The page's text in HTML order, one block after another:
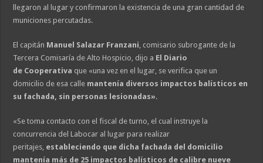
llegaron al lugar y confirmaron la existencia de una gran cantidad de
municiones percutadas.
El capitán Manuel Salazar Franzani, comisario subrogante de la
Tercera Comisaría de Alto Hospicio, dijo a El Diario
de Cooperativa que «una vez en el lugar, se verifica que un
domicilio de esa calle mantenía diversos impactos balísticos en
su fachada, sin personas lesionadas».
«Se toma contacto con el fiscal de turno, el cual instruye la
concurrencia del Labocar al lugar para realizar
peritajes, estableciendo que dicha fachada del domicilio
mantenía más de 25 impactos balísticos de calibre nueve